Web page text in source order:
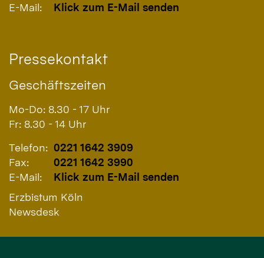
E-Mail:
Klick zum E-Mail senden
Pressekontakt
Geschäftszeiten
Mo-Do: 8.30 - 17 Uhr
Fr: 8.30 - 14 Uhr
Telefon: 0221 1642 3909
Fax:
0221 1642 3990
E-Mail:
Klick zum E-Mail senden
Erzbistum Köln
Newsdesk